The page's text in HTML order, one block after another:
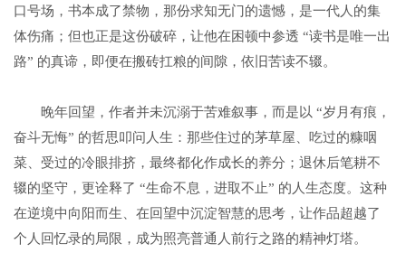
口号场，书本成了禁物，那份求知无门的遗憾，是一代人的集
体伤痛；但也正是这份破碎，让他在困顿中参透 “读书是唯一出
路” 的真谛，即便在搬砖扛粮的间隙，依旧苦读不辍。
晚年回望，作者并未沉溺于苦难叙事，而是以 “岁月有痕，
奋斗无悔” 的哲思叩问人生：那些住过的茅草屋、吃过的糠咽
菜、受过的冷眼排挤，最终都化作成长的养分；退休后笔耕不
辍的坚守，更诠释了 “生命不息，进取不止” 的人生态度。这种
在逆境中向阳而生、在回望中沉淀智慧的思考，让作品超越了
个人回忆录的局限，成为照亮普通人前行之路的精神灯塔。